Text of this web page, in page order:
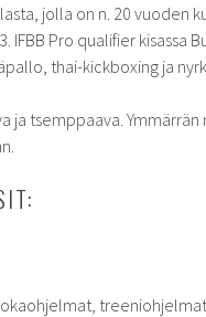
jolla on n. 20 vuoden
IFBB Pro qualifier
thai-kickboxing ja
ja tsemppaava.